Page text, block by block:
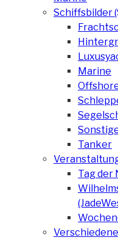
Schiffsbilder
Marine
Tanker
Tag der